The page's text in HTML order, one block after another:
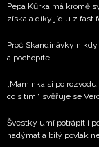
Pepa Kůrka má kromě
získala díky jídlu z fast
Proč Skandinávky
a pochopíte...
„Maminka si po
co s tím,“ svěřuje se
Švestky umí potrápit i
nadýmat a bílý povlak